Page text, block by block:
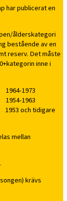
har publicerat en
ålderskategori
bestående av en
reserv. Det måste
inne i
1973
1963
tidigare
krävs